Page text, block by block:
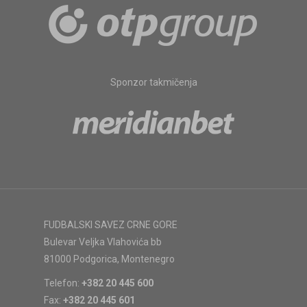
Sponzor takmičenja
FUDBALSKI SAVEZ CRNE GORE
Bulevar Veljka Vlahovića bb
81000 Podgorica, Montenegro
Telefon: +382 20 445 600
Fax: +382 20 445 601